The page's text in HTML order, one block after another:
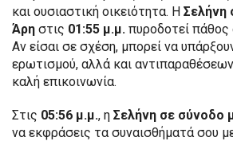
και ουσιαστική οικειότητα. Η Σελήνη
Άρη στις 01:55 μ.μ. πυροδοτεί πάθος
Αν είσαι σε σχέση, μπορεί να
ερωτισμού, αλλά και
καλή επικοινωνία.
Στις 05:56 μ.μ., η Σελήνη σε σύνοδο
να εκφράσεις τα συναισθήματά σου